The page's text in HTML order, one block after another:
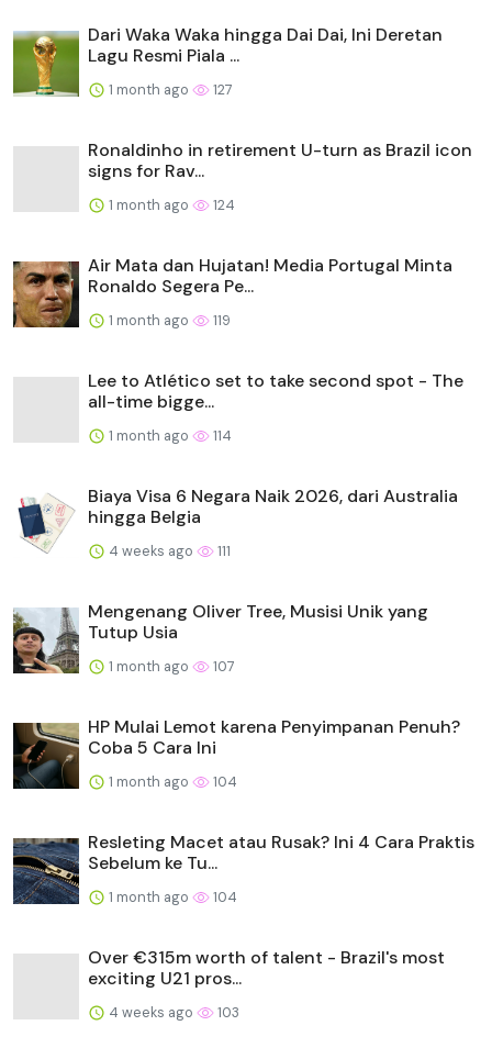
Dari Waka Waka hingga Dai Dai, Ini Deretan
Lagu Resmi Piala ...
1 month ago 127
Ronaldinho in retirement U-turn as Brazil icon
signs for Rav...
1 month ago 124
Air Mata dan Hujatan! Media Portugal Minta
Ronaldo Segera Pe...
1 month ago 119
Lee to Atlético set to take second spot - The
all-time bigge...
1 month ago 114
Biaya Visa 6 Negara Naik 2026, dari Australia
hingga Belgia
4 weeks ago 111
Mengenang Oliver Tree, Musisi Unik yang
Tutup Usia
1 month ago 107
HP Mulai Lemot karena Penyimpanan Penuh?
Coba 5 Cara Ini
1 month ago 104
Resleting Macet atau Rusak? Ini 4 Cara Praktis
Sebelum ke Tu...
1 month ago 104
Over €315m worth of talent - Brazil's most
exciting U21 pros...
4 weeks ago 103